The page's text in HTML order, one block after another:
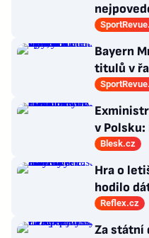
které
Bayern
titulů v
zvládlo
v
Blesk.cz
Hra o
hodilo
burzu?
Reflex.cz
Za státní